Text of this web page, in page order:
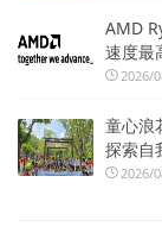
AMD
速度最
2026/
童心浪
探索自
2026/